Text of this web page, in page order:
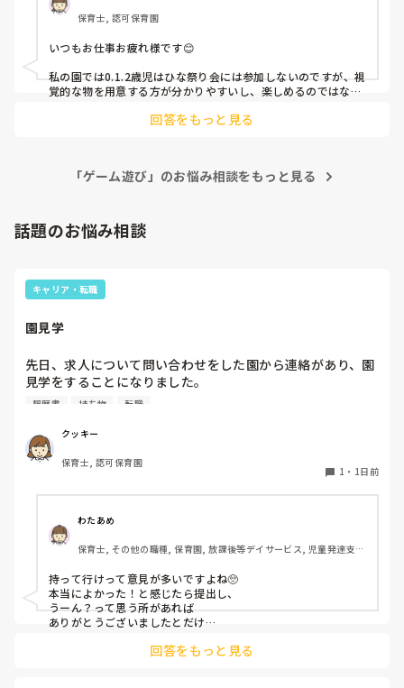
保育士, 認可保育園
いつもお仕事お疲れ様です😊
私の園では0.1.2歳児はひな祭り会には参加しないのですが、視
覚的な物を用意する方が分かりやすいし、楽しめるのではない
ひな祭りの歌に合わせたペープサートを作ったり、由来を紹介
回答をもっと見る
「ゲーム遊び」のお悩み相談をもっと見る
話題のお悩み相談
キャリア・転職
園見学
先日、求人について問い合わせをした園から連絡があり、園
見学をすることになりました。
私としては求人に応募したという認識ですが、『園見学をご
問しましたが、見学なので特にありませんとのこと
このような場合は本当に見学だけで終了なのでしょうか？
でしょうか？
履歴書 持ち物 転職
クッキー
保育士, 認可保育園
1 ・ 1日前
わたあめ
保育士, その他の職種, 保育園, 放課後等デイサービス, 児童発達支援
持って行けって意見が多いですよね🥺
本当によかった！と感じたら提出し、
うーん？って思う所があれば
ありがとうございましたとだけ
回答をもっと見る